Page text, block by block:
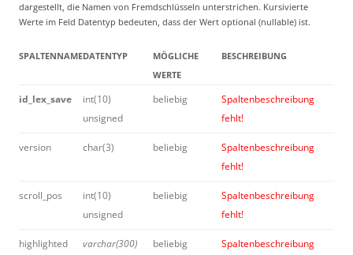
dargestellt, die Namen von Fremdschlüsseln unterstrichen. Kursivierte
Werte im Feld Datentyp bedeuten, dass der Wert optional (nullable) ist.
SPALTENNAMEDATENTYP
MÖGLICHE
WERTE
BESCHREIBUNG
id_lex_save
int(10)
unsigned
beliebig
Spaltenbeschreibung
fehlt!
version char(3) beliebig
Spaltenbeschreibung
fehlt!
scroll_pos
int(10)
unsigned
beliebig
Spaltenbeschreibung
fehlt!
highlighted varchar(300) beliebig
Spaltenbeschreibung